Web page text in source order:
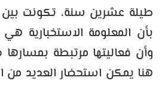
طيلة عشرين سنة، تكونت بين
بأن المعلومة الاستخبارية
وأن فعاليتها مرتبطة
هنا يمكن استحضار العديد